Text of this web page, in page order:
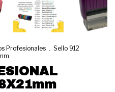
Profesionales . Sello 912